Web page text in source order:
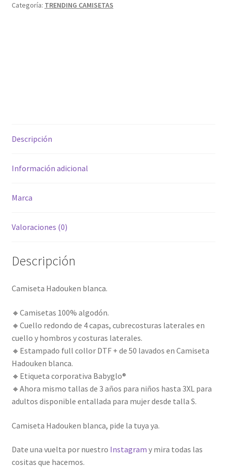
Categoría: TRENDING CAMISETAS
Descripción
Información adicional
Marca
Valoraciones (0)
Descripción
Camiseta Hadouken blanca.
🔸Camisetas 100% algodón.
🔸Cuello redondo de 4 capas, cubrecosturas laterales en
cuello y hombros y costuras laterales.
🔸Estampado full collor DTF + de 50 lavados en Camiseta
Hadouken blanca.
🔸Etiqueta corporativa Babyglo®
🔸Ahora mismo tallas de 3 años para niños hasta 3XL para
adultos disponible entallada para mujer desde talla S.
Camiseta Hadouken blanca, pide la tuya ya.
Date una vuelta por nuestro Instagram y mira todas las
cositas que hacemos.